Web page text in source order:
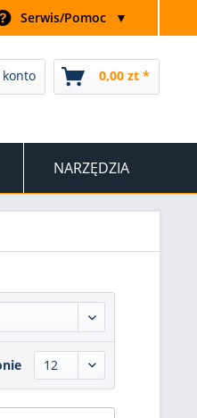
Serwis/Pomoc ▼
0,00 zt *
NARZĘDZIA